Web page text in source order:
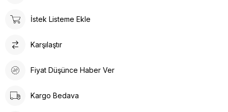
İstek Listeme Ekle
Karşılaştır
Fiyat Düşünce Haber Ver
Kargo Bedava